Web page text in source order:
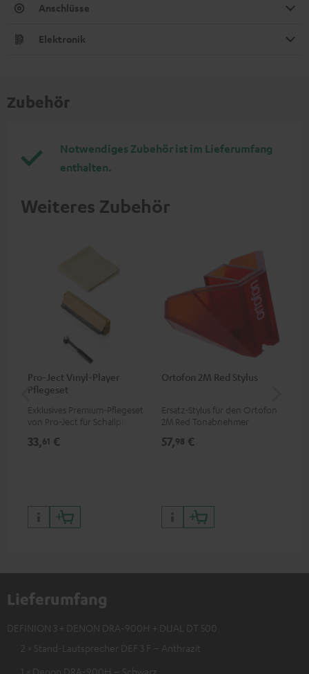
Anschlüsse
Elektronik
Zubehör
Notwendiges Zubehör ist im Lieferumfang
enthalten.
Weiteres Zubehör
Pro-Ject Vinyl-Player
Pflegeset
Exklusives Premium-Pflegeset
von Pro-Ject für Schallplatten
Webshop erhältlich
33,61 €
Ortofon 2M Red Stylus
Ersatz-Stylus für den Ortofon
2M Red Tonabnehmer
57,98 €
Lieferumfang
DEFINION 3 + DENON DRA-900H + DUAL DT 500
2 × Stand-Lautsprecher DEF 3 F – Anthrazit
1 × Denon DRA-900H – Schwarz